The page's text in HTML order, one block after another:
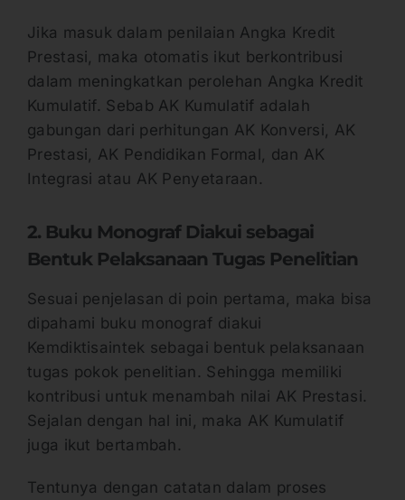
Jika masuk dalam penilaian Angka Kredit
Prestasi, maka otomatis ikut berkontribusi
dalam meningkatkan perolehan Angka Kredit
Kumulatif. Sebab AK Kumulatif adalah
gabungan dari perhitungan AK Konversi, AK
Prestasi, AK Pendidikan Formal, dan AK
Integrasi atau AK Penyetaraan.
2. Buku Monograf Diakui sebagai
Bentuk Pelaksanaan Tugas Penelitian
Sesuai penjelasan di poin pertama, maka bisa
dipahami buku monograf diakui
Kemdiktisaintek sebagai bentuk pelaksanaan
tugas pokok penelitian. Sehingga memiliki
kontribusi untuk menambah nilai AK Prestasi.
Sejalan dengan hal ini, maka AK Kumulatif
juga ikut bertambah.
Tentunya dengan catatan dalam proses